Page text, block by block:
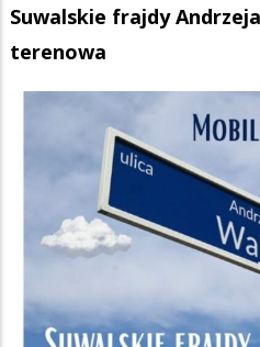
Suwalskie frajdy
terenowa